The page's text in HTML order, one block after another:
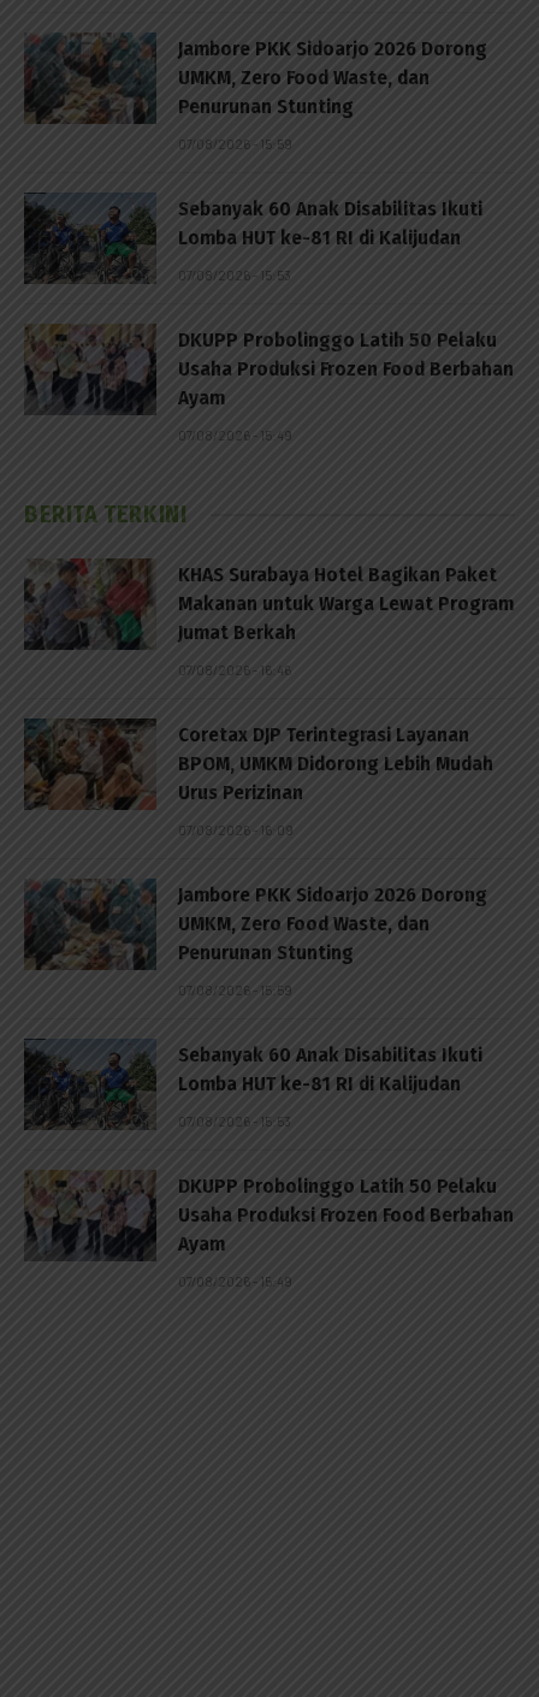
Jambore PKK Sidoarjo 2026 Dorong
UMKM, Zero Food Waste, dan
Penurunan Stunting
07/08/2026 - 15:59
Sebanyak 60 Anak Disabilitas Ikuti
Lomba HUT ke-81 RI di Kalijudan
07/08/2026 - 15:53
DKUPP Probolinggo Latih 50 Pelaku
Usaha Produksi Frozen Food Berbahan
Ayam
07/08/2026 - 15:49
BERITA TERKINI
KHAS Surabaya Hotel Bagikan Paket
Makanan untuk Warga Lewat Program
Jumat Berkah
07/08/2026 - 16:46
Coretax DJP Terintegrasi Layanan
BPOM, UMKM Didorong Lebih Mudah
Urus Perizinan
07/08/2026 - 16:09
Jambore PKK Sidoarjo 2026 Dorong
UMKM, Zero Food Waste, dan
Penurunan Stunting
07/08/2026 - 15:59
Sebanyak 60 Anak Disabilitas Ikuti
Lomba HUT ke-81 RI di Kalijudan
07/08/2026 - 15:53
DKUPP Probolinggo Latih 50 Pelaku
Usaha Produksi Frozen Food Berbahan
Ayam
07/08/2026 - 15:49